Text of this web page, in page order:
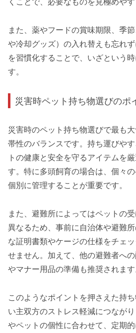
くことで、必要なものを見極めやす
また、薬やフードの賞味期限、季
や冷却グッズ）の入れ替えも忘れ
を習慣化することで、いざという
す。
災害時ペット持ち物選びのポ
災害時のペット持ち物選びで最も
帯性のバランスです。持ち運びや
トの健康と安全を守るアイテムを
す。特に多頭飼育の場合は、個々
個別に管理することが重要です。
また、避難所によってはペットの
異なるため、事前に自治体や避難
な証明書類やケージの仕様をチェ
せません。加えて、他の避難者へ
やマナー用品の準備も推奨されます
このようなポイントを押さえた持
い主双方のストレス軽減につなが
やペットの個性に合わせて、定期